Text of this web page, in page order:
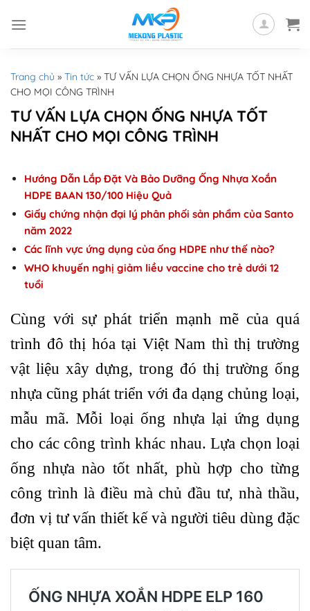
Trang chủ » Tin tức » TƯ VẤN LỰA CHỌN ỐNG NHỰA TỐT NHẤT
CHO MỌI CÔNG TRÌNH
TƯ VẤN LỰA CHỌN ỐNG NHỰA TỐT
NHẤT CHO MỌI CÔNG TRÌNH
Hướng Dẫn Lắp Đặt Và Bảo Dưỡng Ống Nhựa Xoắn
HDPE BAAN 130/100 Hiệu Quả
Giấy chứng nhận đại lý phân phối sản phẩm của Santo
năm 2022
Các lĩnh vực ứng dụng của ống HDPE như thế nào?
WHO khuyến nghị giảm liều vaccine cho trẻ dưới 12
tuổi
Cùng với sự phát triển mạnh mẽ của quá
trình đô thị hóa tại Việt Nam thì thị trường
vật liệu xây dựng, trong đó thị trường ống
nhựa cũng phát triển với đa dạng chủng loại,
mẫu mã. Mỗi loại ống nhựa lại ứng dụng
cho các công trình khác nhau. Lựa chọn loại
ống nhựa nào tốt nhất, phù hợp cho từng
công trình là điều mà chủ đầu tư, nhà thầu,
đơn vị tư vấn thiết kế và người tiêu dùng đặc
biệt quan tâm.